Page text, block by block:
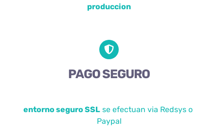
produccion
PAGO SEGURO
entorno seguro SSL se efectuan via Redsys o
Paypal